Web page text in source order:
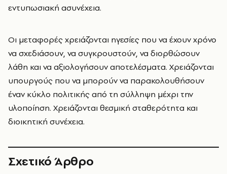
εντυπωσιακή ασυνέχεια.
Οι μεταφορές χρειάζονται ηγεσίες που να έχουν χρόνο
να σχεδιάσουν, να συγκρουστούν, να διορθώσουν
λάθη και να αξιολογήσουν αποτελέσματα. Χρειάζονται
υπουργούς που να μπορούν να παρακολουθήσουν
έναν κύκλο πολιτικής από τη σύλληψη μέχρι την
υλοποίηση. Χρειάζονται θεσμική σταθερότητα και
διοικητική συνέχεια.
Σχετικό Άρθρο